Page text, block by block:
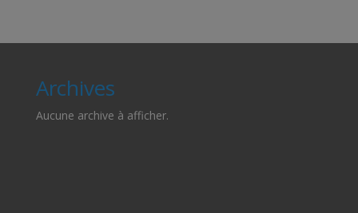
Archives
Aucune archive à afficher.